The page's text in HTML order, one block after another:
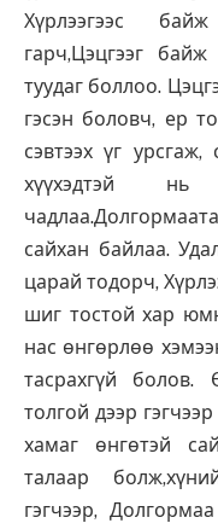
Хүрлээгээс
гарч,Цэцгээг
туудаг боллоо.
гэсэн боловч, ер
сэвтээх үг
хүүхэдтэй
сайхан байлаа.
царай тодорч,
шиг тостой хар
нас өнгөрлөө
тасрахгүй
толгой дээр
хамаг өнгөтэй
талаар
гэгчээр,